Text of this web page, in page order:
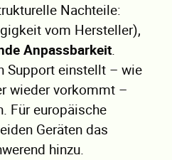
Nachteile:
vom Hersteller),
Anpassbarkeit.
Support einstellt – wie
wieder vorkommt –
Für europäische
Geräten das
hinzu.